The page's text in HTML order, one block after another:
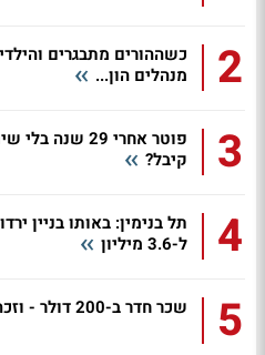
2
כשההורים מתבגרים
מנהלים הון...
3
קיבל?
4
ל-3.6 מיליון
5 שכר חדר ב-200 דולר - וזכה במחצית מדירת המנוחה